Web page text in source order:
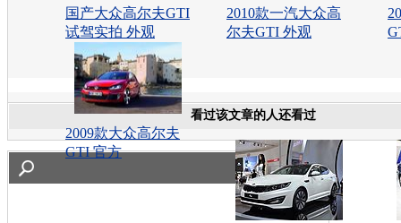
国产大众高尔夫GTI
试驾实拍 外观
2010款一汽大众高
尔夫GTI 外观
2009款大众高尔夫
GTI 官方
看过该文章的人还看过